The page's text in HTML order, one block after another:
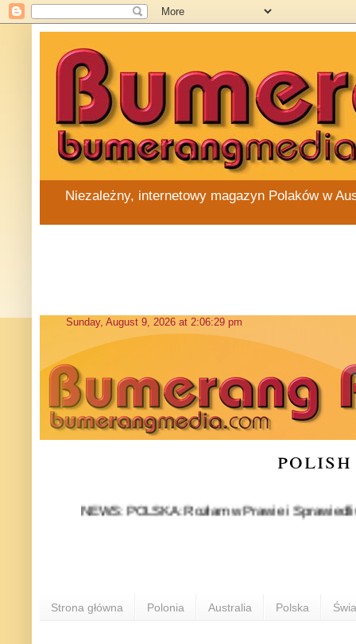
Niezależny, internetowy magazyn Polaków w
NEWS: POLSKA: Rozłam w Prawie i
Strona główna Polonia Australia Polska